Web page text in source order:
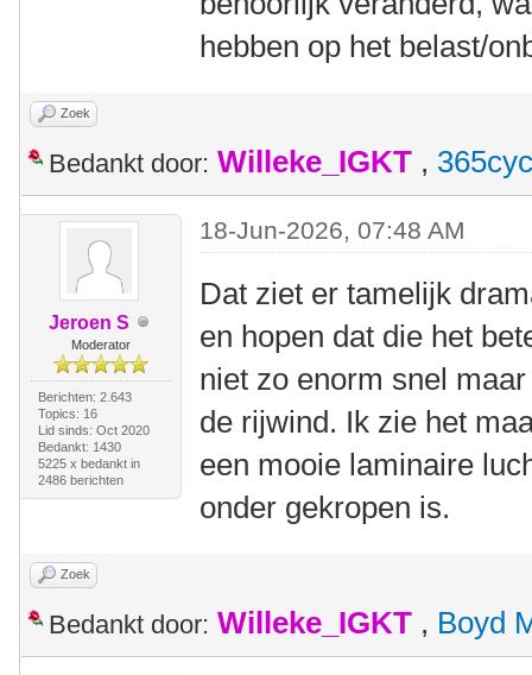
hebben op het belast/
Zoek
Bedankt door: Willeke_IGKT ,
Jeroen S
Moderator
Berichten: 2.643
Topics: 16
Lid sinds: Oct 2020
Bedankt: 1430
5225 x bedankt in
2486 berichten
18-Jun-2026, 07:48 AM
Dat ziet er tamelijk
en hopen dat die het
niet zo enorm snel
de rijwind. Ik zie het
een mooie laminaire
onder gekropen is.
Zoek
Bedankt door: Willeke_IGKT , Boyd